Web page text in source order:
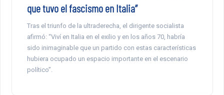
que tuvo el fascismo en Italia”
Tras el triunfo de la ultraderecha, el dirigente socialista
afirmó: “Viví en Italia en el exilio y en los años 70, habría
sido inimaginable que un partido con estas características
hubiera ocupado un espacio importante en el escenario
político”.